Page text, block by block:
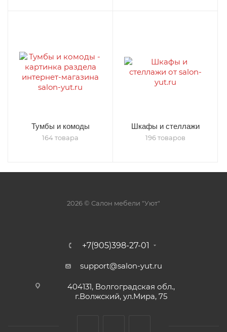
Тумбы и комоды
164 товара
Шкафы и стеллажи
196 товаров
2026 © Салон мебели "Уют"
+7(905)398-27-01
support@salon-yut.ru
404131, Волгоградская обл.,
г.Волжский, ул.Мира, 75